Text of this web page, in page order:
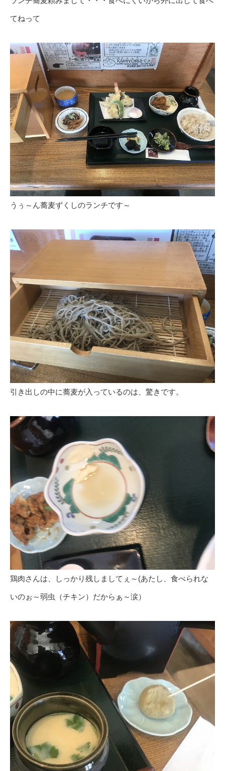
てねって
うぅ～ん蕎麦ずくしのランチです～
引き出しの中に蕎麦が入っているのは、驚きです。
鶏肉さんは、しっかり残しましてぇ～(あたし、食べられな
いのぉ～弱虫（チキン）だからぁ～涙）